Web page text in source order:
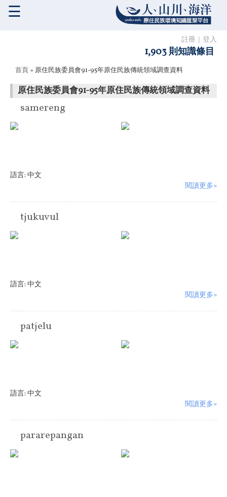
註冊 登入
1,903 則知識條目
☰
您在這裡
首頁 » 原住民族委員會91-95年原住民族傳統領域調查資料
原住民族委員會91-95年原住民族傳統領域調查資料
samereng
語言: 中文
閱讀更多»
tjukuvul
語言: 中文
閱讀更多»
patjelu
語言: 中文
閱讀更多»
pararepangan